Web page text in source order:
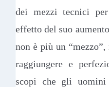
dei mezzi tecnici
effetto del suo
non è più un
raggiungere e
scopi che gli uomini